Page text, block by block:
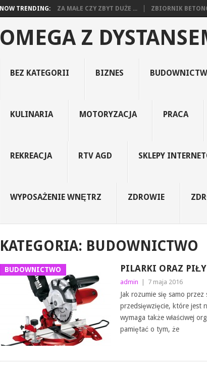
NOW TRENDING: ZA MAŁE CZY ZBYT DUŻE ... ZBIORNIK
OMEGA Z
BEZ KATEGORII BIZNES
KULINARIA MOTORYZACJA PRACA
REKREACJA RTV AGD SKLEPY
WYPOSAŻENIE WNĘTRZ ZDROWIE
KATEGORIA: BUDOWNICTWO
BUDOWNICTWO PILARKI ORAZ
admin 7 maja 2016
Jak rozumie się samo
przedsięwzięcie, które jest
wymaga także właściwej
pamiętać o tym, że